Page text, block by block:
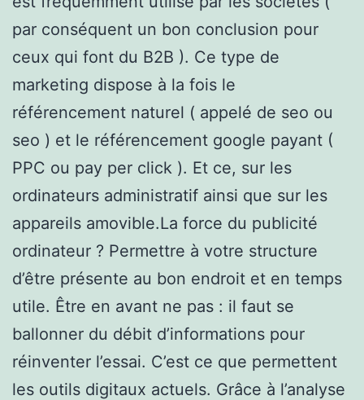
par conséquent un bon conclusion pour
ceux qui font du B2B ). Ce type de
marketing dispose à la fois le
référencement naturel ( appelé de seo ou
seo ) et le référencement google payant (
PPC ou pay per click ). Et ce, sur les
ordinateurs administratif ainsi que sur les
appareils amovible.La force du publicité
ordinateur ? Permettre à votre structure
d’être présente au bon endroit et en temps
utile. Être en avant ne pas : il faut se
ballonner du débit d’informations pour
réinventer l’essai. C’est ce que permettent
les outils digitaux actuels. Grâce à l’analyse